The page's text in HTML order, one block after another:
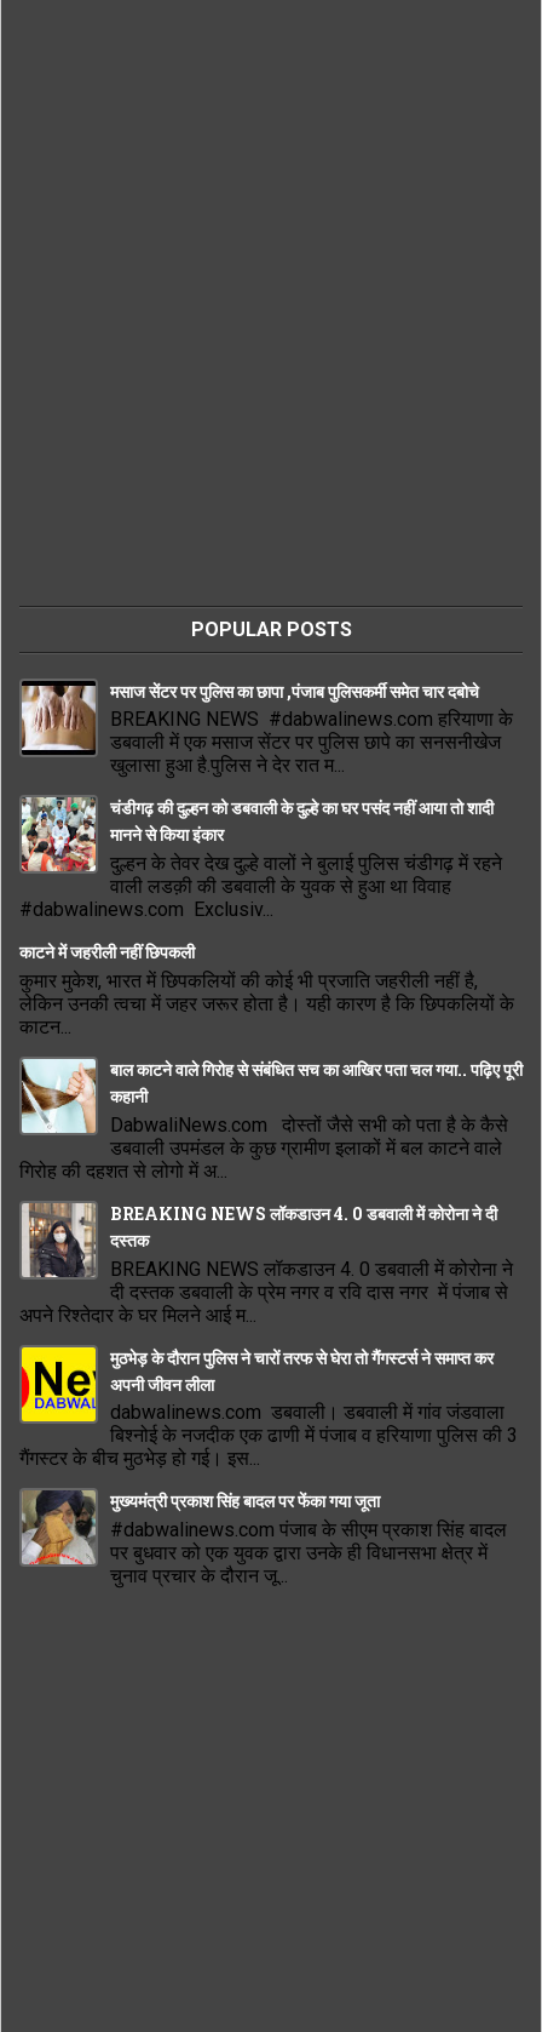
POPULAR POSTS
मसाज सेंटर पर पुलिस का छापा ,पंजाब पुलिसकर्मी समेत चार दबोचे
BREAKING NEWS #dabwalinews.com हरियाणा के
डबवाली में एक मसाज सेंटर पर पुलिस छापे का सनसनीखेज
खुलासा हुआ है.पुलिस ने देर रात म...
चंडीगढ़ की दुल्हन को डबवाली के दुल्हे का घर पसंद नहीं आया तो शादी
मानने से किया इंकार
दुल्हन के तेवर देख दुल्हे वालों ने बुलाई पुलिस चंडीगढ़ में रहने
वाली लडक़ी की डबवाली के युवक से हुआ था विवाह
#dabwalinews.com Exclusiv...
काटने में जहरीली नहीं छिपकली
कुमार मुकेश, भारत में छिपकलियों की कोई भी प्रजाति जहरीली नहीं है,
लेकिन उनकी त्वचा में जहर जरूर होता है। यही कारण है कि छिपकलियों के
काटन...
बाल काटने वाले गिरोह से संबंधित सच का आखिर पता चल गया.. पढ़िए पूरी
कहानी
DabwaliNews.com दोस्तों जैसे सभी को पता है के कैसे
डबवाली उपमंडल के कुछ ग्रामीण इलाकों में बल काटने वाले
गिरोह की दहशत से लोगो में अ...
BREAKING NEWS लॉकडाउन 4. 0 डबवाली में कोरोना ने दी
दस्तक
BREAKING NEWS लॉकडाउन 4. 0 डबवाली में कोरोना ने
दी दस्तक डबवाली के प्रेम नगर व रवि दास नगर में पंजाब से
अपने रिश्तेदार के घर मिलने आई म...
मुठभेड़ के दौरान पुलिस ने चारों तरफ से घेरा तो गैंगस्टर्स ने समाप्त कर
अपनी जीवन लीला
dabwalinews.com डबवाली। डबवाली में गांव जंडवाला
बिश्नोई के नजदीक एक ढाणी में पंजाब व हरियाणा पुलिस की 3
गैंगस्टर के बीच मुठभेड़ हो गई। इस...
मुख्यमंत्री प्रकाश सिंह बादल पर फेंका गया जूता
#dabwalinews.com पंजाब के सीएम प्रकाश सिंह बादल
पर बुधवार को एक युवक द्वारा उनके ही विधानसभा क्षेत्र में
चुनाव प्रचार के दौरान जू...